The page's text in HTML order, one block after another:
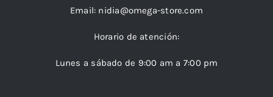
Email: nidia@omega-store.com
Horario de atención:
Lunes a sábado de 9:00 am a 7:00 pm